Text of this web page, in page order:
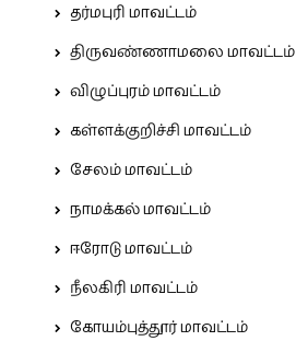
தர்மபுரி மாவட்டம்
திருவண்ணாமலை மாவட்டம்
விழுப்புரம் மாவட்டம்
கள்ளக்குறிச்சி மாவட்டம்
சேலம் மாவட்டம்
நாமக்கல் மாவட்டம்
ஈரோடு மாவட்டம்
நீலகிரி மாவட்டம்
கோயம்புத்தூர் மாவட்டம்